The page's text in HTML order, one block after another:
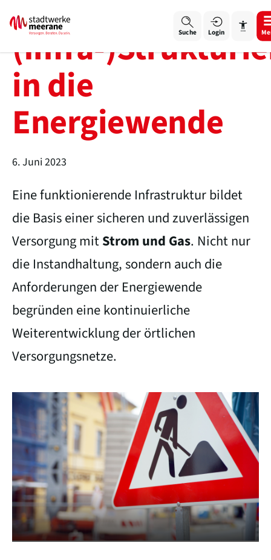
Suche Login
(Infra-
in die
Energiewende
6. Juni 2023
Eine funktionierende Infrastruktur bildet
die Basis einer sicheren und zuverlässigen
Versorgung mitStrom und Gas. Nicht nur
die Instandhaltung, sondern auch die
Anforderungen der Energiewende
begründen eine kontinuierliche
Weiterentwicklung der örtlichen
Versorgungsnetze.
Schrift vergrößern
Wortabstand vergrößern
Wortabstand verkleinern
Zeilenabstand vergrößern
Zeilenabstand verkleinern
Graustufen
Großer Mauszeiger
Animationen ausschalten
Hoher Kontrast